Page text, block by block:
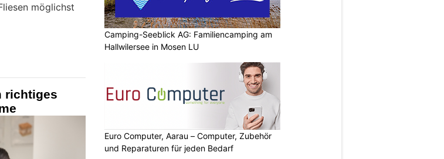
möglichst
richtiges
Camping-Seeblick AG: Familiencamping am
Hallwilersee in Mosen LU
Euro Computer, Aarau – Computer, Zubehör
und Reparaturen für jeden Bedarf